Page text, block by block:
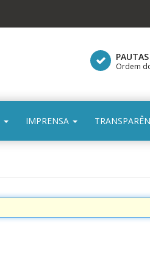
Ordem
IMPRENSA